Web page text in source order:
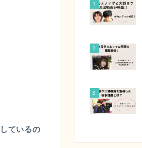
しているの
1
2
3